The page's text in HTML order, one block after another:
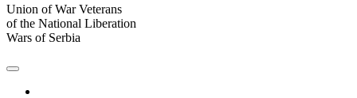
Union of War Veterans
of the National Liberation
Wars of Serbia